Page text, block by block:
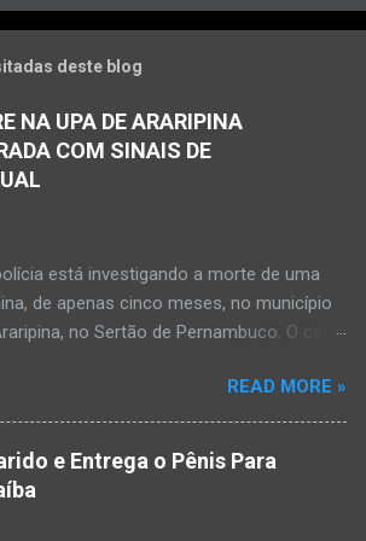
deste blog
NA UPA DE ARARIPINA
COM SINAIS DE
está investigando a morte de uma
de apenas cinco meses, no município
no Sertão de Pernambuco. O caso
a esclarecer”. A PM diz que, na segunda-
(8), foi acionada para verificar uma
ocorrência de estupro de vulnerável,
da cidade, mas ao chegar ao local a
READ MORE »
e Entrega o Pênis Para